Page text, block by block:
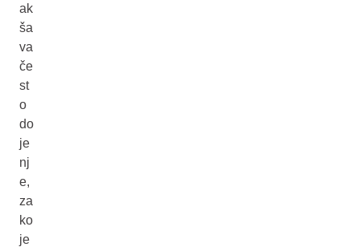
ak
ša
va
če
st
o
do
je
nj
e,
za
ko
je